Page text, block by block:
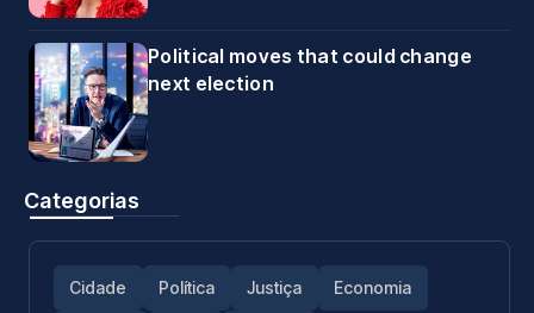
Political moves that could change
next election
Categorias
Cidade Política Justiça Economia